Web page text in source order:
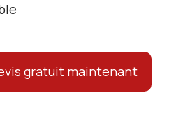
gratuit maintenant